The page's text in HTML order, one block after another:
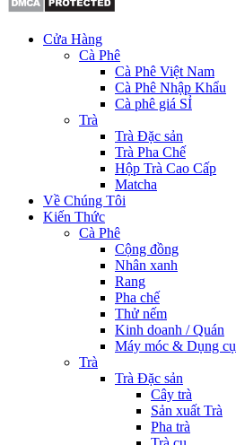
Cửa Hàng
Cà Phê
Cà Phê Việt Nam
Cà Phê Nhập Khẩu
Cà phê giá SỈ
Trà
Trà Đặc sản
Trà Pha Chế
Hộp Trà Cao Cấp
Matcha
Về Chúng Tôi
Kiến Thức
Cà Phê
Cộng đồng
Nhân xanh
Rang
Pha chế
Thử nếm
Kinh doanh / Quán
Máy móc & Dụng cụ
Trà
Trà Đặc sản
Cây trà
Sản xuất Trà
Pha trà